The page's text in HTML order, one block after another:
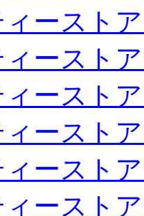
ースト
ースト
ースト
ースト
ースト
ースト